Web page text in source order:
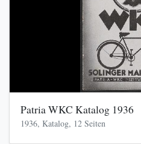
Patria WKC Katalog 1936
1936, Katalog, 12 Seiten